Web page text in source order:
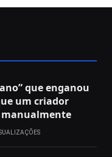
que enganou
um criador